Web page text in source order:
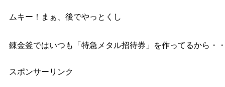
ムキー！まぁ、後でやっとくし
錬金釜ではいつも「特急メタル招待券」を作ってるから・
スポンサーリンク